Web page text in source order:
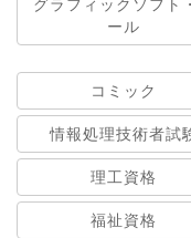
グラフィックソフト
ール
コミック
情報処理技術者試
理工資格
福祉資格